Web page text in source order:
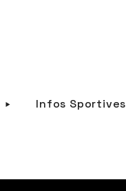
Infos Sportives